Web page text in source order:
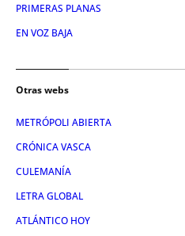
PRIMERAS PLANAS
EN VOZ BAJA
Otras webs
METRÓPOLI ABIERTA
CRÓNICA VASCA
CULEMANÍA
LETRA GLOBAL
ATLÁNTICO HOY